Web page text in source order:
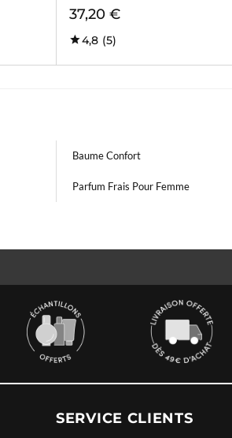
37,20 €
4,8 (5)
Baume Confort
Parfum Frais Pour Femme
SERVICE CLIENTS